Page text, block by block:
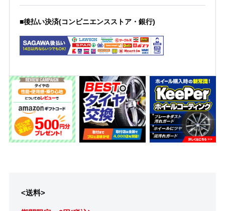
■後払い決済(コンビニエンスストア・銀行)
<送料>